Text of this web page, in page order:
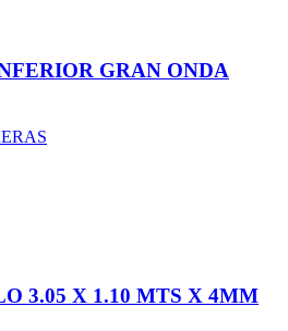
GRAN ONDA
3.05 X 1.10 MTS X 4MM